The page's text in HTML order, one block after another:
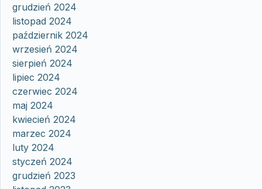
grudzień 2024
listopad 2024
październik 2024
wrzesień 2024
sierpień 2024
lipiec 2024
czerwiec 2024
maj 2024
kwiecień 2024
marzec 2024
luty 2024
styczeń 2024
grudzień 2023